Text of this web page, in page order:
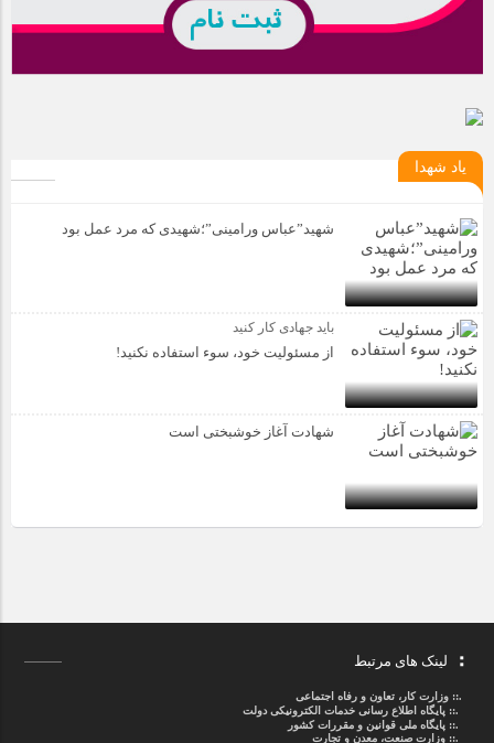
یاد شهدا
شهید”عباس ورامینی”؛شهیدی که مرد عمل بود
باید جهادی کار کنید
از مسئولیت خود، سوء استفاده نکنید!
شهادت آغاز خوشبختی است
لینک های مرتبط
.::وزارت کار، تعاون و رفاه اجتماعی
.::پایگاه اطلاع رسانی خدمات الکترونیکی دولت
.::پایگاه ملی قوانین و مقررات کشور
.:: وزارت صنعت، معدن و تجارت